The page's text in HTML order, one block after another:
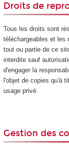
Droits de
Tous les droits sont
téléchargeables et les
tout ou partie de ce
interdite sauf
d'engager la
l'objet de copies qu'à
usage privé.
Gestion des